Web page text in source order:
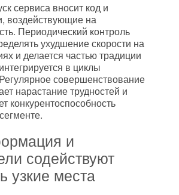
сервиса вносит код и
воздействующие на
Периодический контроль
ухудшение скорости на
и делается частью традиции
в циклы
совершенствование
нарастание трудностей и
конкурентоспособность
и
содействуют
узкие места